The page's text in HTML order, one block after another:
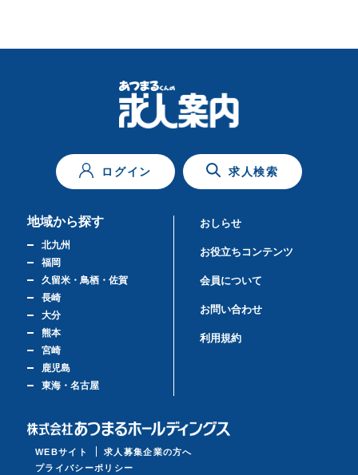
ログイン 求人検索
地域から探す
北九州
福岡
久留米・鳥栖・佐賀
長崎
大分
熊本
宮崎
鹿児島
東海・名古屋
おしらせ
お役立ちコンテンツ
会員について
お問い合わせ
利用規約
WEBサイト
求人募集企業の方へ
プライバシーポリシー